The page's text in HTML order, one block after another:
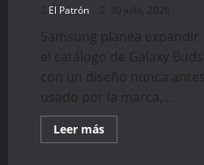
El Patrón 30 julio, 2026
Samsung planea expandir
el catálogo de Galaxy Buds
con un diseño nunca antes
usado por la marca,...
Leer másRead
more